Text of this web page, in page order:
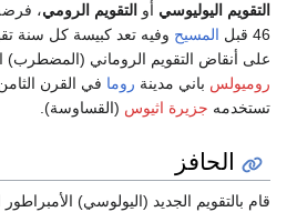
التقويم اليوليوسي أو التقويم الرومي،
46 قبل
المسيح
على أنقاض التقويم الروماني
روميولس باني مدينة روما في القرن الثامن
تستخدمه جزيرة اثيوس (القساوسة).
الحافز
قام بالتقويم الجديد (اليولوسي) الأمبراطور